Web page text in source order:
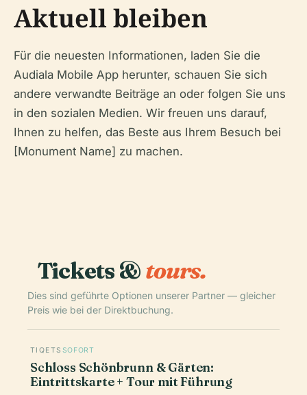
Aktuell bleiben
Für die neuesten Informationen, laden Sie die
Audiala Mobile App herunter, schauen Sie sich
andere verwandte Beiträge an oder folgen Sie uns
in den sozialen Medien. Wir freuen uns darauf,
Ihnen zu helfen, das Beste aus Ihrem Besuch bei
[Monument Name] zu machen.
Tickets &tours.
Dies sind geführte Optionen unserer Partner — gleicher
Preis wie bei der Direktbuchung.
TIQETS SOFORT
Schloss Schönbrunn & Gärten:
Eintrittskarte + Tour mit Führung